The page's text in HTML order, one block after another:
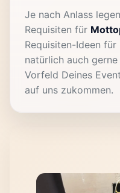
Je nach Anlass
Requisiten für
Requisiten-Ideen
natürlich auch
Vorfeld Deines
auf uns zukommen.